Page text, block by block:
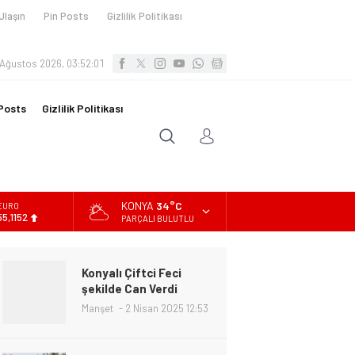
Pin Posts
Gizlilik Politikası
2026, 03:52:03
Gizlilik Politikası
KONYA 34°C
PARÇALI BULUTLU
Konyalı Çiftci Feci
şekilde Can Verdi
Manşet 2 Nisan 2025 12:53